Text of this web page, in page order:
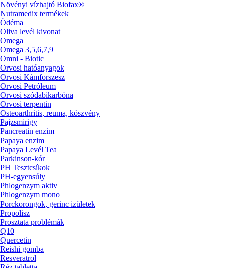
Növényi vízhajtó Biofax®
Nutramedix termékek
Ödéma
Oliva levél kivonat
Omega
Omega 3,5,6,7,9
Omni - Biotic
Orvosi hatóanyagok
Orvosi Kámforszesz
Orvosi Petróleum
Orvosi szódabikarbóna
Orvosi terpentin
Osteoarthritis, reuma, köszvény
Pajzsmirigy
Pancreatin enzim
Papaya enzim
Papaya Levél Tea
Parkinson-kór
PH Tesztcsíkok
PH-egyensúly
Phlogenzym aktiv
Phlogenzym mono
Porckorongok, gerinc izületek
Propolisz
Prosztata problémák
Q10
Quercetin
Reishi gomba
Resveratrol